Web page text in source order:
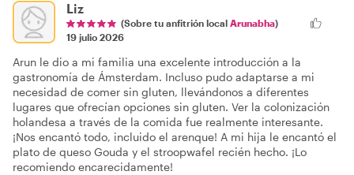
Liz
(Sobre tu anfitrión local Arunabha)
19 julio 2026
Arun le dio a mi familia una excelente introducción a la
gastronomía de Ámsterdam. Incluso pudo adaptarse a mi
necesidad de comer sin gluten, llevándonos a diferentes
lugares que ofrecían opciones sin gluten. Ver la colonización
holandesa a través de la comida fue realmente interesante.
¡Nos encantó todo, incluido el arenque! A mi hija le encantó el
plato de queso Gouda y el stroopwafel recién hecho. ¡Lo
recomiendo encarecidamente!